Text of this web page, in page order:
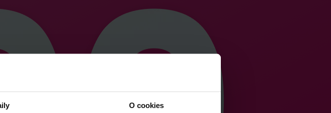
O cookies